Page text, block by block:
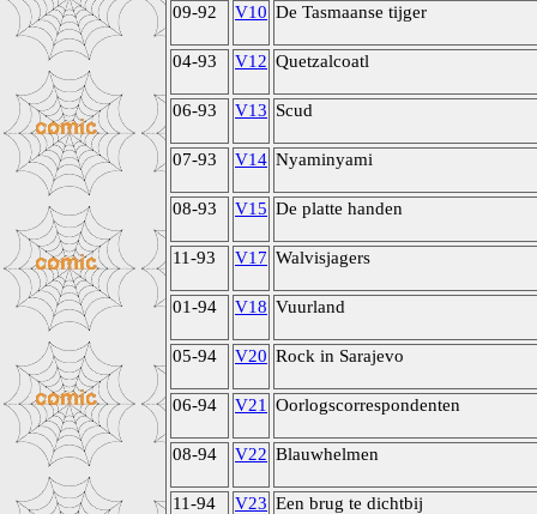
09-92 V10 De Tasmaanse tijger
04-93 V12 Quetzalcoatl
06-93 V13 Scud
07-93 V14 Nyaminyami
08-93 V15 De platte handen
11-93 V17 Walvisjagers
01-94 V18 Vuurland
05-94 V20 Rock in Sarajevo
06-94 V21 Oorlogscorrespondenten
08-94 V22 Blauwhelmen
11-94 V23 Een brug te dichtbij